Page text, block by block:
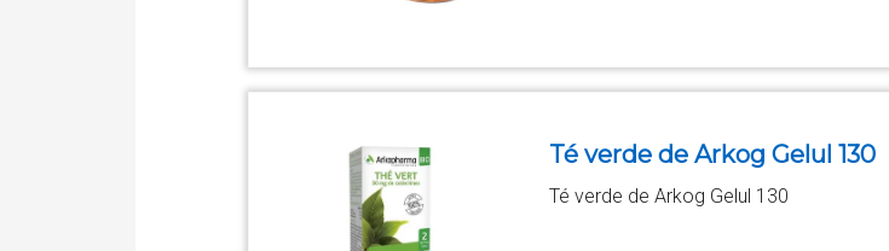
Té verde de Arkog Gelul 130
Té verde de Arkog Gelul 130